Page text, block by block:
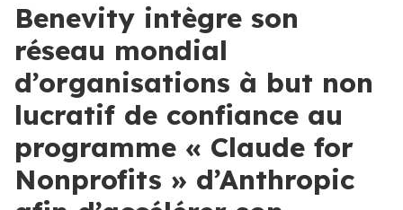
Benevity intègre son
réseau mondial
d’organisations à but non
lucratif de confiance au
programme « Claude for
Nonprofits » d’Anthropic